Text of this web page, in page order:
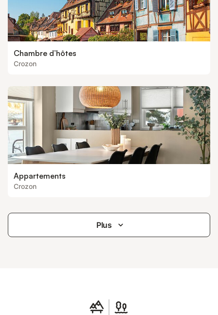
Chambre d’hôtes
Crozon
Appartements
Crozon
Plus